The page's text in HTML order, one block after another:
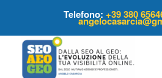
Telefono:+39 380